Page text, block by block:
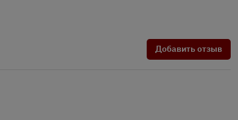
Добавить отзыв